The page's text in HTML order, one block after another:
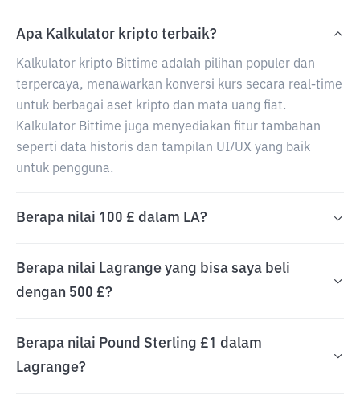
Apa Kalkulator kripto terbaik?
Kalkulator kripto Bittime adalah pilihan populer dan
terpercaya, menawarkan konversi kurs secara real-time
untuk berbagai aset kripto dan mata uang fiat.
Kalkulator Bittime juga menyediakan fitur tambahan
seperti data historis dan tampilan UI/UX yang baik
untuk pengguna.
Berapa nilai 100 £ dalam LA?
Berapa nilai Lagrange yang bisa saya beli
dengan 500 £?
Berapa nilai Pound Sterling £1 dalam
Lagrange?